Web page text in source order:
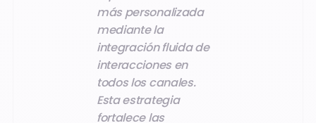
más personalizada
mediante la
integración fluida de
interacciones en
todos los canales.
Esta estrategia
fortalece las